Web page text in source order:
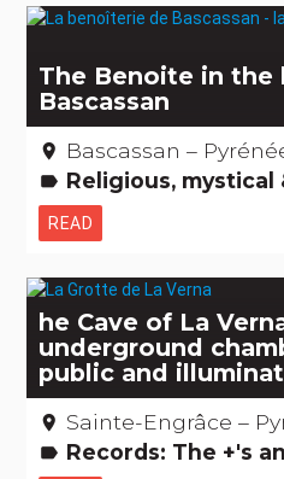
The Benoite in
Bascassan
place Bascassan –
label Religious, mystical & pagan cults
READ
he Cave of La
underground
public and
place Sainte-Engrâce –
label Records: The +'s and